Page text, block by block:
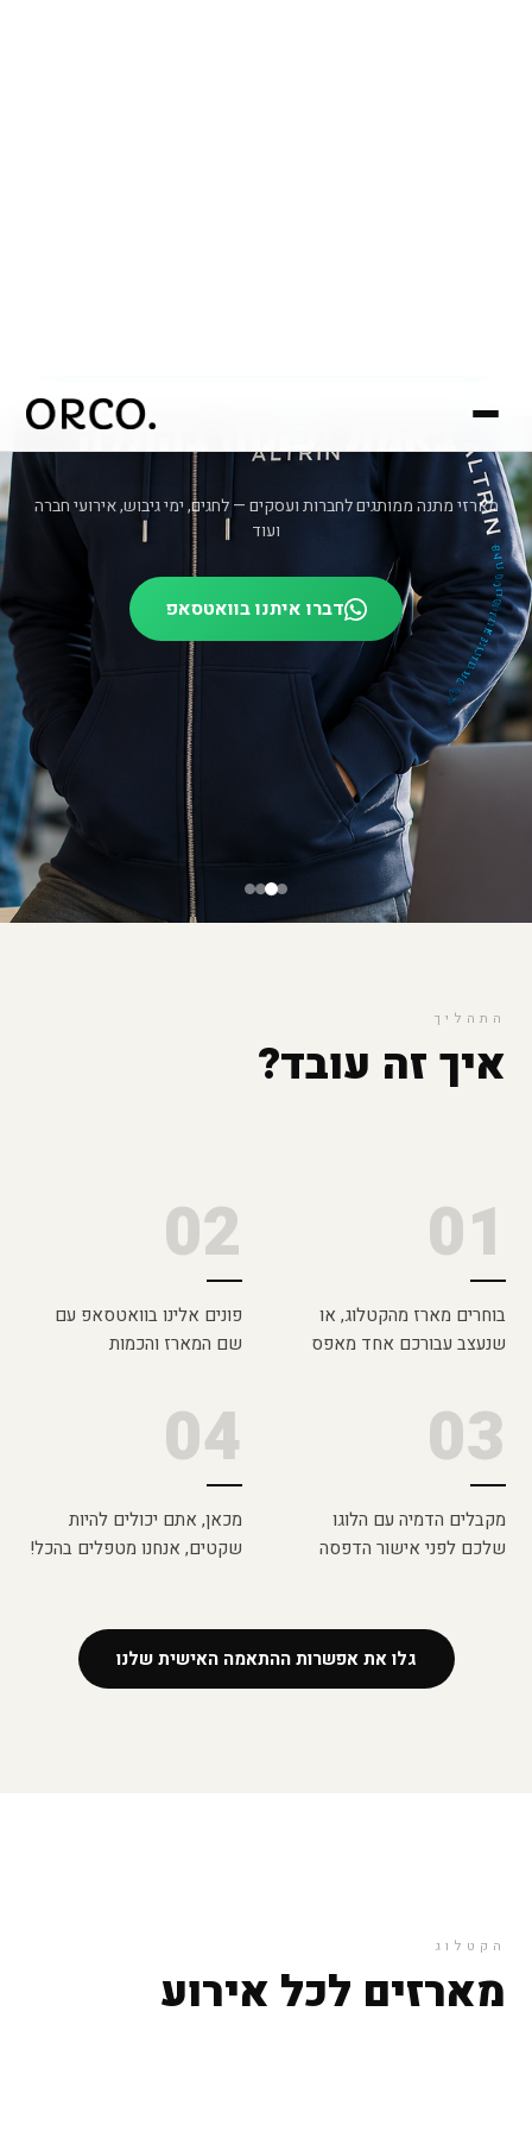
מתנות שהעובדים שלכם
בחיוך
מארזי מתנה ממותגים לחברות ועסקים — לחגים, ימי גיבוש, אירועי חברה
ועוד
דברו איתנו בוואטסאפ
התהליך
איך זה עובד?
01
בוחרים מארז מהקטלוג, או
שנעצב עבורכם אחד מאפס
02
פונים אלינו בוואטסאפ עם
שם המארז והכמות
03
מקבלים הדמיה עם הלוגו
שלכם לפני אישור הדפסה
04
מכאן, אתם יכולים להיות
שקטים, אנחנו מטפלים בהכל!
גלו את אפשרות ההתאמה האישית שלנו
הקטלוג
מארזים לכל אירוע